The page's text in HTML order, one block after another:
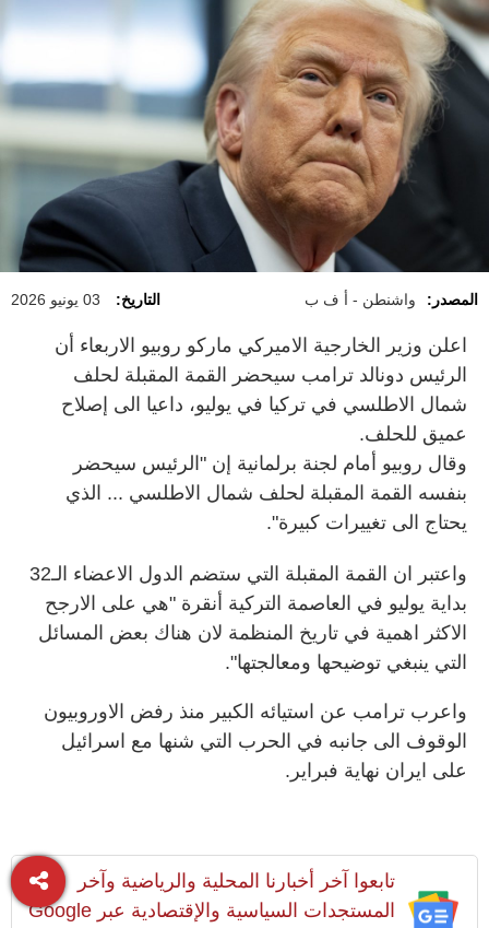
المصدر: واشنطن - أ ف ب التاريخ: 03 يونيو 2026
اعلن وزير الخارجية الاميركي ماركو روبيو الاربعاء أن
الرئيس دونالد ترامب سيحضر القمة المقبلة لحلف
شمال الاطلسي في تركيا في يوليو، داعيا الى إصلاح
عميق للحلف.
وقال روبيو أمام لجنة برلمانية إن "الرئيس سيحضر
بنفسه القمة المقبلة لحلف شمال الاطلسي ... الذي
يحتاج الى تغييرات كبيرة".
واعتبر ان القمة المقبلة التي ستضم الدول الاعضاء الـ32
بداية يوليو في العاصمة التركية أنقرة "هي على الارجح
الاكثر اهمية في تاريخ المنظمة لان هناك بعض المسائل
التي ينبغي توضيحها ومعالجتها".
واعرب ترامب عن استيائه الكبير منذ رفض الاوروبيون
الوقوف الى جانبه في الحرب التي شنها مع اسرائيل
على ايران نهاية فبراير.
تابعوا آخر أخبارنا المحلية والرياضية وآخر
المستجدات السياسية والإقتصادية عبر Google